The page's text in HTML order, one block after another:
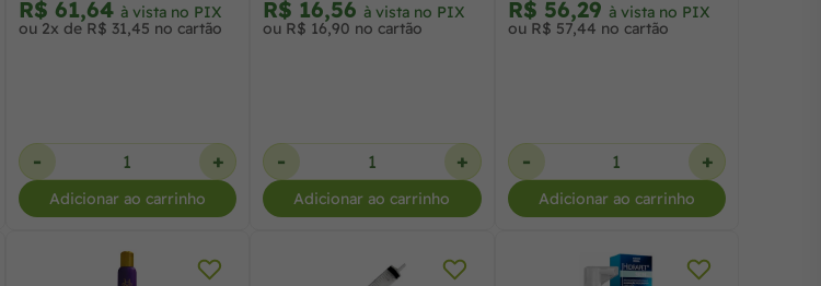
R$ 61,64 à vista no PIX
ou 2x de R$ 31,45 no cartão
- +
Adicionar ao carrinho
R$ 16,56 à vista no PIX
ou R$ 16,90 no cartão
- +
Adicionar ao carrinho
R$ 56,29 à vista no PIX
ou R$ 57,44 no cartão
- +
Adicionar ao carrinho